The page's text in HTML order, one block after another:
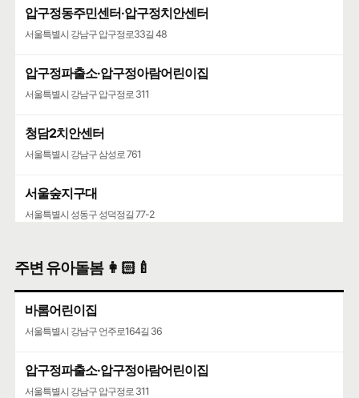
압구정동주민센터·압구정치안센터
서울특별시 강남구 압구정로33길 48
압구정파출소·압구정아람어린이집
서울특별시 강남구 압구정로 311
청담2치안센터
서울특별시 강남구 삼성로 761
서울숲지구대
서울특별시 성동구 성덕정길 77-2
서울특별시 성동구 뚝섬로 452
주변 유아돌봄 👩🏻‍🍼
바롬어린이집
서울특별시 강남구 언주로164길 36
압구정파출소·압구정아람어린이집
서울특별시 강남구 압구정로 311